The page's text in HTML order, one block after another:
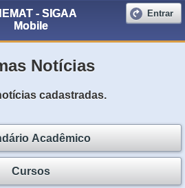
- SIGAA
Mobile
Entrar
Notícias
cadastradas.
Acadêmico
Cursos